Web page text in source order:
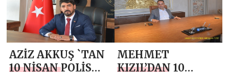
AZİZ AKKUŞ `TAN
10 NİSAN POLİS
MEHMET
KIZIL’DAN 10